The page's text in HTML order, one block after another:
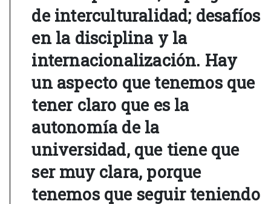
de interculturalidad; desafíos
en la disciplina y la
internacionalización. Hay
un aspecto que tenemos que
tener claro que es la
autonomía de la
universidad, que tiene que
ser muy clara, porque
tenemos que seguir teniendo